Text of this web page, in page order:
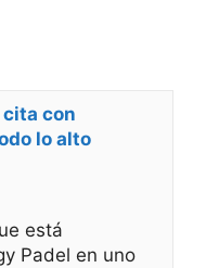
cita con
lo alto
está
Padel en uno